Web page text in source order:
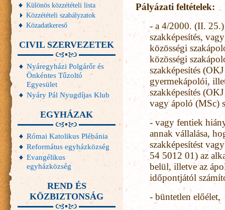
Pályázati feltételek:
- a 4/2000. (II.
szakképesítés,
közösségi
közösségi
szakképesítés
gyermekápolói,
szakképesítés
vagy ápoló (MSc)
- vagy fentiek
annak vállalása,
szakképesítést
54 5012 01) az
belül, illetve az
időpontjától
- büntetlen előélet,
Különös közzétételi lista
Közzétételi szabályzatok
Közadatkereső
CIVIL SZERVEZETEK
Nyáregyházi Polgárőr és
Önkéntes Tűzoltó
Egyesület
Nyáry Pál Nyugdíjas Klub
EGYHÁZAK
Római Katolikus Plébánia
Református egyházközség
Evangélikus
egyházközség
REND ÉS
KÖZBIZTONSÁG